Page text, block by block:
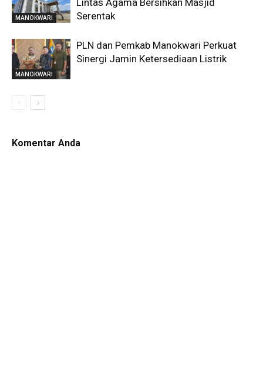
MANOKWARI
Serentak
MANOKWARI
PLN dan Pemkab Manokwari Perkuat
Sinergi Jamin Ketersediaan Listrik
Komentar Anda